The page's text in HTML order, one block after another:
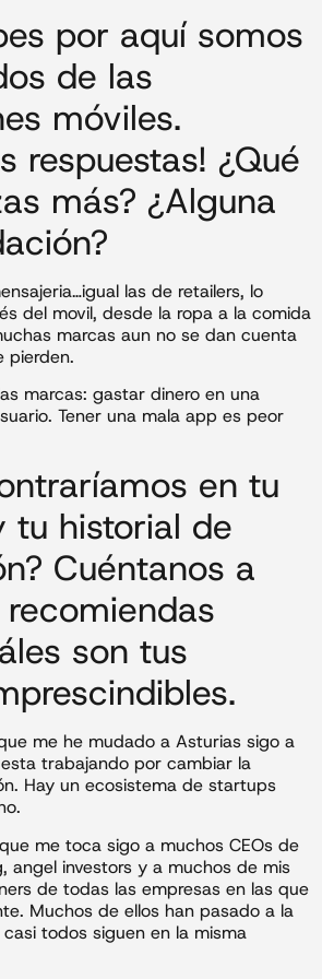
por aquí somos
de las
móviles.
respuestas! ¿Qué
más? ¿Alguna
las de retailers, lo
del movil, desde la ropa a la comida
marcas aun no se dan cuenta
pierden.
marcas: gastar dinero en una
Tener una mala app es peor
en tu
tu historial de
Cuéntanos a
son tus
me he mudado a Asturias sigo a
trabajando por cambiar la
Hay un ecosistema de startups
me toca sigo a muchos CEOs de
angel investors y a muchos de mis
de todas las empresas en las que
Muchos de ellos han pasado a la
todos siguen en la misma